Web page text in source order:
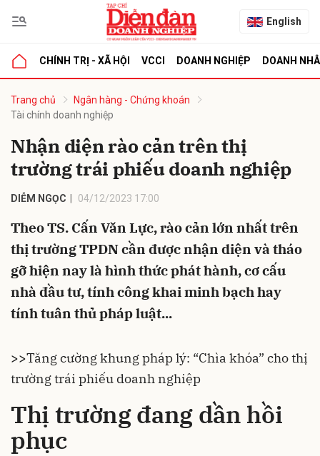
English
CHÍNH TRỊ - XÃ HỘI VCCI DOANH NGHIỆP DOANH
Trang chủ
Ngân hàng - Chứng khoán
Tài chính doanh nghiệp
Nhận diện rào cản trên thị
trường trái phiếu doanh nghiệp
DIỄM NGỌC 04/12/2023 17:00
Theo TS. Cấn Văn Lực, rào cản lớn nhất trên
thị trường TPDN cần được nhận diện và tháo
gỡ hiện nay là hình thức phát hành, cơ cấu
nhà đầu tư, tính công khai minh bạch hay
tính tuân thủ pháp luật...
>>Tăng cường khung pháp lý: “Chìa khóa” cho thị
trường trái phiếu doanh nghiệp
Thị trường đang dần hồi
phục
luận